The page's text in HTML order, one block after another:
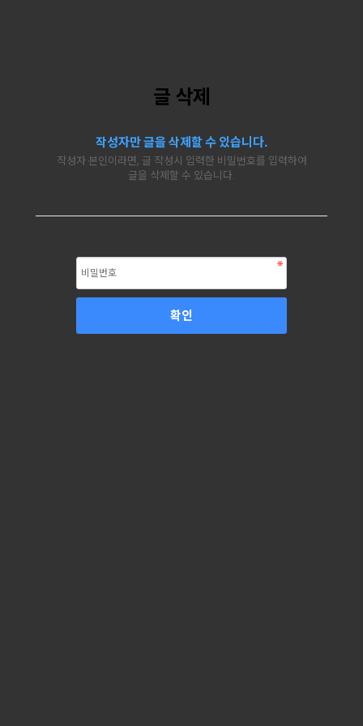
글 삭제
작성자만 글을 삭제할 수 있습니다.
작성자 본인이라면, 글 작성시 입력한 비밀번호를 입력하여
글을 삭제할 수 있습니다.